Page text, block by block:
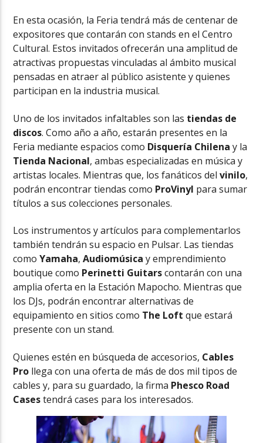
En esta ocasión, la Feria tendrá más de centenar de
expositores que contarán con stands en el Centro
Cultural. Estos invitados ofrecerán una amplitud de
atractivas propuestas vinculadas al ámbito musical
pensadas en atraer al público asistente y quienes
participan en la industria musical.
Uno de los invitados infaltables son las tiendas de
discos. Como año a año, estarán presentes en la
Feria mediante espacios como Disquería Chilena y la
Tienda Nacional, ambas especializadas en música y
artistas locales. Mientras que, los fanáticos delvinilo,
podrán encontrar tiendas como ProVinyl para sumar
títulos a sus colecciones personales.
Los instrumentos y artículos para complementarlos
también tendrán su espacio en Pulsar. Las tiendas
comoYamaha,Audiomúsica y emprendimiento
boutique como Perinetti Guitarscontarán con una
amplia oferta en la Estación Mapocho. Mientras que
los DJs, podrán encontrar alternativas de
equipamiento en sitios como The Loft que estará
presente con un stand.
Quienes estén en búsqueda de accesorios, Cables
Pro llega con una oferta de más de dos mil tipos de
cables y, para su guardado, la firma Phesco Road
Casestendrá cases para los interesados.